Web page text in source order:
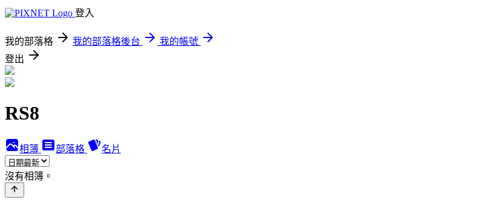
登入
我的部落格 我的部落格後台
我的帳號
登出
RS8
相簿 部落格 名片
沒有相簿。